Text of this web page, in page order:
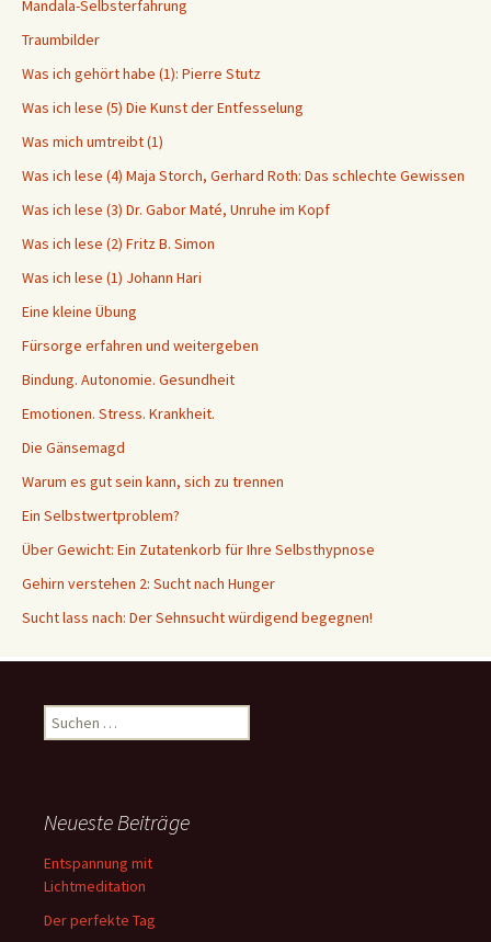
Mandala-Selbsterfahrung
Traumbilder
Was ich gehört habe (1): Pierre Stutz
Was ich lese (5) Die Kunst der Entfesselung
Was mich umtreibt (1)
Was ich lese (4) Maja Storch, Gerhard Roth: Das schlechte Gewissen
Was ich lese (3) Dr. Gabor Maté, Unruhe im Kopf
Was ich lese (2) Fritz B. Simon
Was ich lese (1) Johann Hari
Eine kleine Übung
Fürsorge erfahren und weitergeben
Bindung. Autonomie. Gesundheit
Emotionen. Stress. Krankheit.
Die Gänsemagd
Warum es gut sein kann, sich zu trennen
Ein Selbstwertproblem?
Über Gewicht: Ein Zutatenkorb für Ihre Selbsthypnose
Gehirn verstehen 2: Sucht nach Hunger
Sucht lass nach: Der Sehnsucht würdigend begegnen!
Suche
nach:
Neueste Beiträge
Entspannung mit
Lichtmeditation
Der perfekte Tag